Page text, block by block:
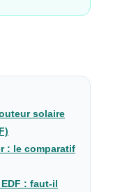
solaire
: le comparatif
: faut-il